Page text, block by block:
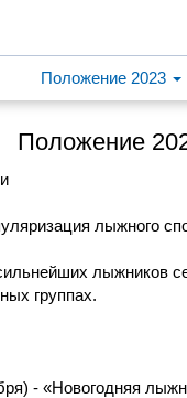
Положение 2023
Положение
лыжного
лыжников
группах.
- «Новогодняя